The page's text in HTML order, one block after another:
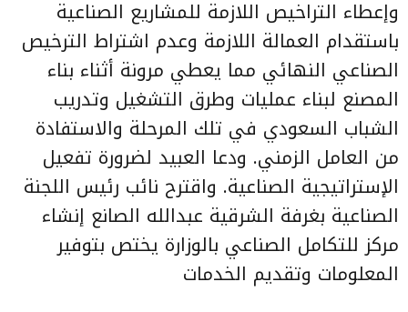
وإعطاء التراخيص اللازمة للمشاريع الصناعية
باستقدام العمالة اللازمة وعدم اشتراط الترخيص
الصناعي النهائي مما يعطي مرونة أثناء بناء
المصنع لبناء عمليات وطرق التشغيل وتدريب
الشباب السعودي في تلك المرحلة والاستفادة
من العامل الزمني. ودعا العبيد لضرورة تفعيل
الإستراتيجية الصناعية. واقترح نائب رئيس اللجنة
الصناعية بغرفة الشرقية عبدالله الصانع إنشاء
مركز للتكامل الصناعي بالوزارة يختص بتوفير
المعلومات وتقديم الخدمات